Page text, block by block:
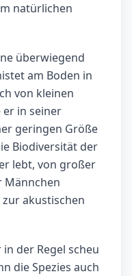
natürlichen
überwiegend
am Boden in
von kleinen
er in seiner
geringen Größe
Biodiversität der
lebt, von großer
Männchen
akustischen
der Regel scheu
die Spezies auch